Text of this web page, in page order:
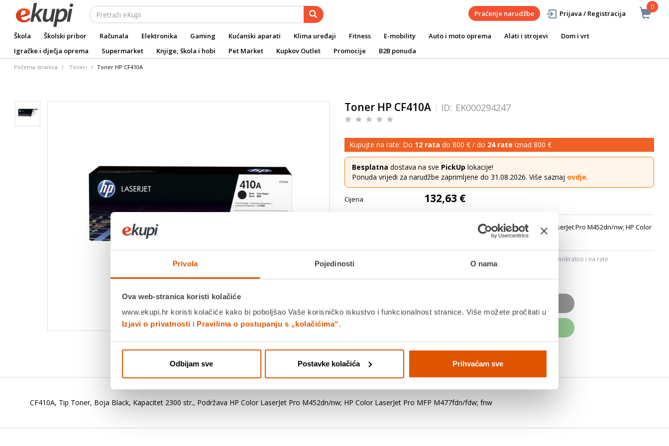
Privola Pojedinosti O nama
Ova web-stranica koristi kolačiće
www.ekupi.hr koristi kolačiće kako bi poboljšao Vaše korisničko iskustvo i funkcionalnost stranice. Više možete pročitati u
Izjavi o privatnosti i Pravilima o postupanju s „kolačićima“.
Odbijam sve Postavke kolačića Prihvaćam sve
0
Praćenje narudžbe Prijava / Registracija
Škola Školski pribor Računala Elektronika Gaming Kućanski aparati Klima uređaji Fitness E-mobility Auto i moto oprema Alati i strojevi
Dom i vrt
Igračke i dječja oprema
Supermarket Knjige, škola i hobi Pet Market Kupkov Outlet Promocije B2B ponuda
Početna stranica Toneri Toner HP CF410A
Povucite preko slike za zoom
Toner HP CF410A ID: EK000294247
Kupujte na rate: Do 12 rata do 800 € / do 24 rate iznad 800 €
Besplatna dostava na sve PickUp lokacije!
Ponuda vrijedi za narudžbe zaprimljene do 31.08.2026. Više saznaj ovdje.
Cijena 132,63 €
CF410A, Tip Toner, Boja Black, Kapacitet 2300 str., Podržava HP Color LaserJet Pro M452dn/nw; HP Color
Saznaj više
Platite gotovinom pri preuzimanju, Internet bankarstvom, karticama jednokratno i na rate
Detalji proizvoda Specifikacije
CF410A, Tip Toner, Boja Black, Kapacitet 2300 str., Podržava HP Color LaserJet Pro M452dn/nw; HP Color LaserJet Pro MFP M477fdn/fdw; fnw